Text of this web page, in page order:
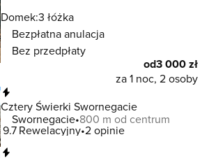
Domek:3 łóżka
Bezpłatna anulacja
Bez przedpłaty
od3 000 zł
za 1 noc, 2 osoby
Cztery Świerki Swornegacie
Swornegacie 800 m od centrum
9.7Rewelacyjny 2 opinie